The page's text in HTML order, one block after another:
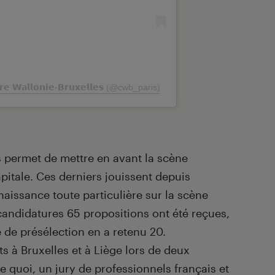
𝗪𝗮𝗹𝗹𝗼𝗻𝗶𝗲-𝗕𝗿𝘂𝘅𝗲𝗹𝗹𝗲𝘀 (@cwb_paris)
de mettre en avant la scène
Ces derniers jouissent depuis
toute particulière sur la scène
65 propositions ont été reçues,
présélection en a retenu 20.
à Bruxelles et à Liège lors de deux
quoi, un jury de professionnels français et